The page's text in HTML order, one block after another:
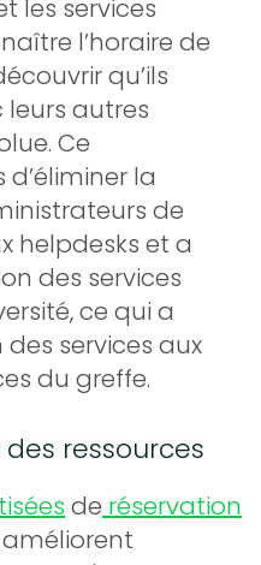
les services
l’horaire de
qu’ils
autres
Ce
la
de
helpdesks et a
des services
ce qui a
services aux
du greffe.
ressources
de réservation